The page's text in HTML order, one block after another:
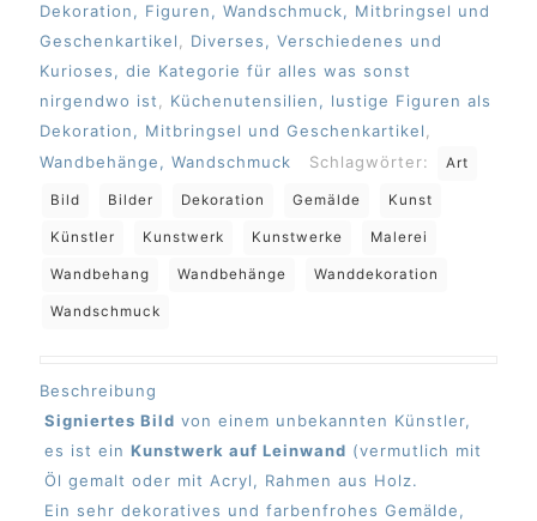
Dekoration, Figuren, Wandschmuck, Mitbringsel und
Geschenkartikel
Diverses, Verschiedenes und
Kurioses, die Kategorie für alles was sonst
nirgendwo ist
Küchenutensilien, lustige Figuren als
Dekoration, Mitbringsel und Geschenkartikel
Wandbehänge, Wandschmuck
Schlagwörter: Art
Bild Bilder Dekoration Gemälde Kunst
Künstler Kunstwerk Kunstwerke Malerei
Wandbehang Wandbehänge Wanddekoration
Wandschmuck
Beschreibung
Signiertes Bild von einem unbekannten Künstler,
es ist ein Kunstwerk auf Leinwand (vermutlich mit
Öl gemalt oder mit Acryl, Rahmen aus Holz.
Ein sehr dekoratives und farbenfrohes Gemälde,